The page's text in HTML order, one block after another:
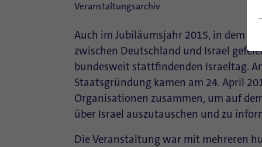
Veranstaltungsarchiv
Auch im Jubiläumsjahr 2015, in dem
zwischen Deutschland und Israel
bundesweit stattfindenden Israeltag.
Staatsgründung kamen am 24. April
Organisationen zusammen, um auf
über Israel auszutauschen und zu
Die Veranstaltung war mit mehreren